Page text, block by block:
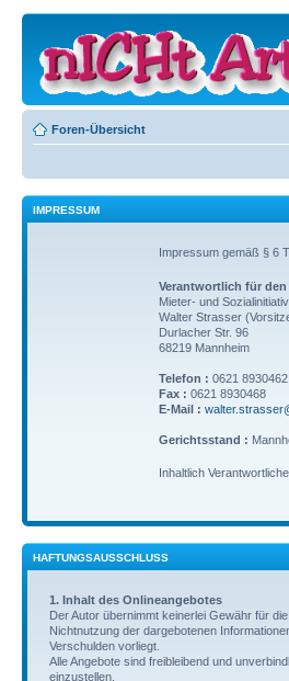
Foren-Übersicht
IMPRESSUM
Impressum gemäß § 6
Verantwortlich für
Mieter- und
Walter Strasser
Durlacher Str. 96
68219 Mannheim
Telefon : 0621 8930462
Fax : 0621 8930468
E-Mail :
Gerichtsstand :
Inhaltlich
HAFTUNGSAUSSCHLUSS
1. Inhalt des Onlineangebotes
Der Autor übernimmt keinerlei Gewähr für
Nichtnutzung der dargebotenen
Verschulden vorliegt.
Alle Angebote sind freibleibend und
einzustellen.